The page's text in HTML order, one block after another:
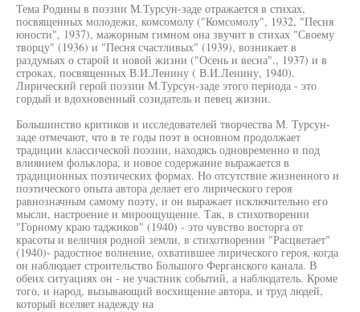
Тема Родины в поэзии М.Турсун-заде отражается в стихах,
посвященных молодежи, комсомолу ("Комсомолу", 1932, "Песня
юности", 1937), мажорным гимном она звучит в стихах "Своему
творцу" (1936) и "Песня счастливых" (1939), возникает в
раздумьях о старой и новой жизни ("Осень и весна"., 1937) и в
строках, посвященных В.И.Ленину ( В.И.Ленину, 1940).
Лирический герой поэзии М.Турсун-заде этого периода - это
гордый и вдохновенный созидатель и певец жизни.
Большинство критиков и исследователей творчества М. Турсун-
заде отмечают, что в те годы поэт в основном продолжает
традиции классической поэзии, находясь одновременно и под
влиянием фольклора, и новое содержание выражается в
традиционных поэтических формах. Но отсутствие жизненного и
поэтического опыта автора делает его лирического героя
равнозначным самому поэту, и он выражает исключительно его
мысли, настроение и мироощущение. Так, в стихотворении
"Горному краю таджиков" (1940) - это чувство восторга от
красоты и величия родной земли, в стихотворении "Расцветает"
(1940)- радостное волнение, охватившее лирического героя, когда
он наблюдает строительство Большого Ферганского канала. В
обеих ситуациях он - не участник событий, а наблюдатель. Кроме
того, и народ, вызывающий восхищение автора, и труд людей,
который вселяет надежду на